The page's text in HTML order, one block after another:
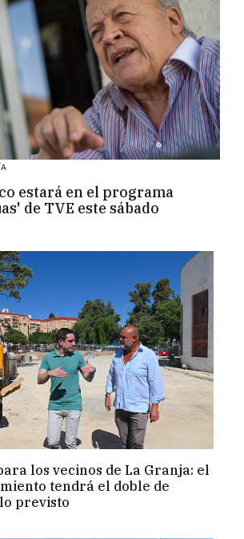
estará en el programa
de TVE este sábado
los vecinos de La Granja: el
tendrá el doble de
previsto